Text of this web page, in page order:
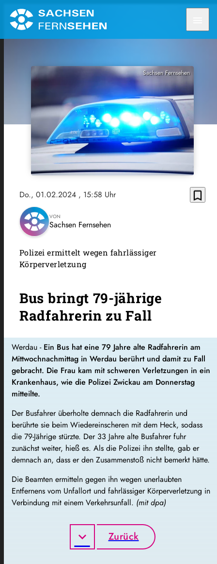
Sachsen Fernsehen
Do., 01.02.2024 , 15:58 Uhr bookmark_border
VON
Sachsen Fernsehen
Polizei ermittelt wegen fahrlässiger
Körperverletzung
Bus bringt 79-jährige
Radfahrerin zu Fall
Werdau - Ein Bus hat eine 79 Jahre alte Radfahrerin am
Mittwochnachmittag in Werdau berührt und damit zu Fall
gebracht. Die Frau kam mit schweren Verletzungen in ein
Krankenhaus, wie die Polizei Zwickau am Donnerstag
mitteilte.
Der Busfahrer überholte demnach die Radfahrerin und
berührte sie beim Wiedereinscheren mit dem Heck, sodass
die 79-Jährige stürzte. Der 33 Jahre alte Busfahrer fuhr
zunächst weiter, hieß es. Als die Polizei ihn stellte, gab er
demnach an, dass er den Zusammenstoß nicht bemerkt hätte.
Die Beamten ermitteln gegen ihn wegen unerlaubten
Entfernens vom Unfallort und fahrlässiger Körperverletzung in
Verbindung mit einem Verkehrsunfall. (mit dpa)
Zurück